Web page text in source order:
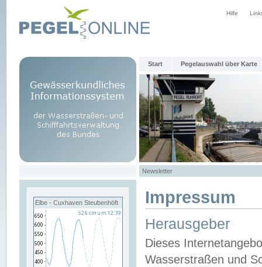
Hilfe
Start Pegelauswahl über Karte
Newsletter
Elbe - Cuxhaven Steubenhöft Impressum
Herausgeber
Dieses
Wasserstraßen und